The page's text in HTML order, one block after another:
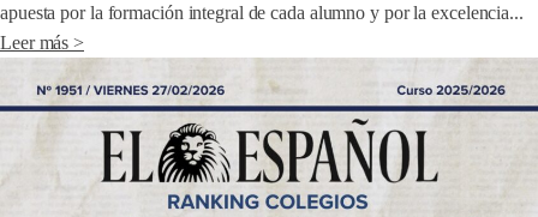
apuesta por la formación integral de cada alumno y por la excelencia...
Leer más >